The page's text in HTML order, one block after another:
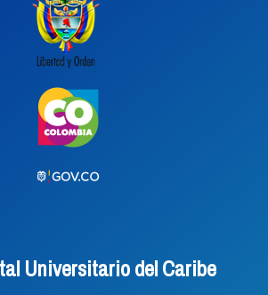
Universitario del Caribe